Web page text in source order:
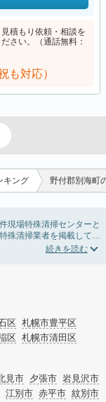
積もり依頼・相談を
さい。（通話無料：
も対応）
キング 野付郡別海町
現場特殊清掃センターと
殊清掃業者を掲載してい
取りから、事件・事故・
敗臭などの臭いの脱臭・
ょう。
ー様(賃貸家主様)、行政
区 札幌市豊平区
区 札幌市清田区
見市 夕張市 岩見沢市
江別市 赤平市 紋別市